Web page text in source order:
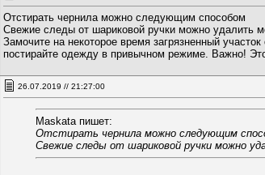
Отстирать чернила можно следующим способом
Свежие следы от шариковой ручки можно удалить
Замочите на некоторое время загрязненный
постирайте одежду в привычном режиме. Важно!
26.07.2019 // 21:27:00
Maskata пишет:
Отстирать чернила можно следующим
Свежие следы от шариковой ручки можно